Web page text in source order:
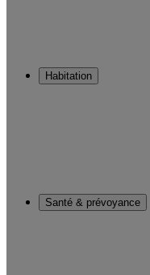
Habitation
Santé & prévoyance